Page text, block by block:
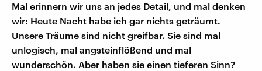
Mal erinnern wir uns an jedes Detail, und mal denken
wir: Heute Nacht habe ich gar nichts geträumt.
Unsere Träume sind nicht greifbar. Sie sind mal
unlogisch, mal angsteinflößend und mal
wunderschön. Aber haben sie einen tieferen Sinn?